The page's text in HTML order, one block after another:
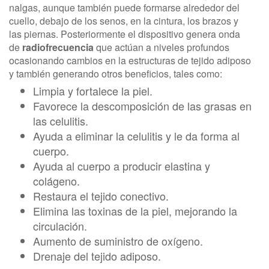
nalgas, aunque también puede formarse alrededor del
cuello, debajo de los senos, en la cintura, los brazos y
las piernas. Posteriormente el dispositivo genera onda
de radiofrecuenciaque actúan a niveles profundos
ocasionando cambios en la estructuras de tejido adiposo
y también generando otros beneficios, tales como:
Limpia y fortalece la piel.
Favorece la descomposición de las grasas en
las celulitis.
Ayuda a eliminar la celulitis y le da forma al
cuerpo.
Ayuda al cuerpo a producir elastina y
colágeno.
Restaura el tejido conectivo.
Elimina las toxinas de la piel, mejorando la
circulación.
Aumento de suministro de oxígeno.
Drenaje del tejido adiposo.